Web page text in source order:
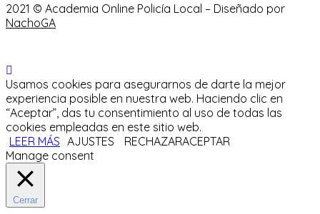
2021 © Academia Online Policía Local – Diseñado por
NachoGA
Usamos cookies para asegurarnos de darte la mejor
experiencia posible en nuestra web. Haciendo clic en
“Aceptar”, das tu consentimiento al uso de todas las
cookies empleadas en este sitio web.
LEER MÁS AJUSTES RECHAZARACEPTAR
Manage consent
Cerrar